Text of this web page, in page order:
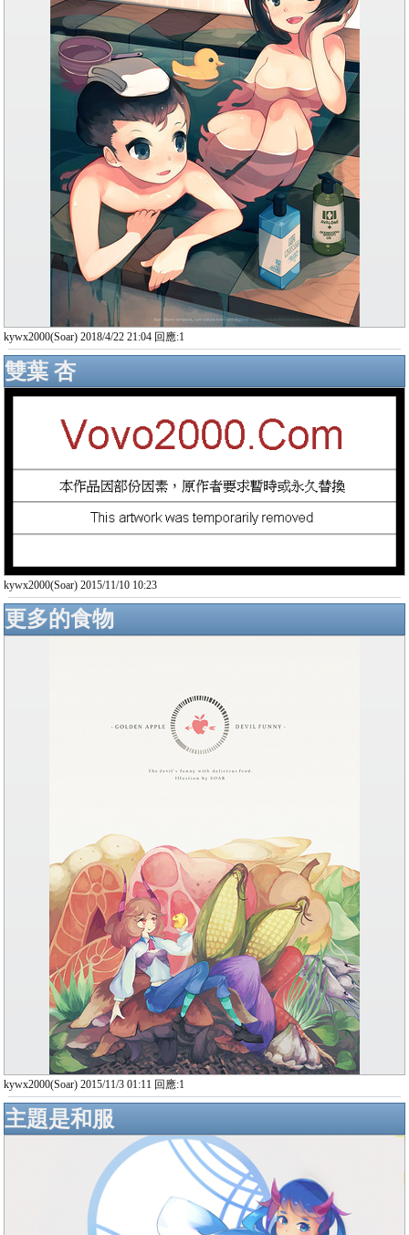
kywx2000(Soar) 2018/4/22 21:04 回應:1
雙葉 杏
kywx2000(Soar) 2015/11/10 10:23
更多的食物
kywx2000(Soar) 2015/11/3 01:11 回應:1
主題是和服